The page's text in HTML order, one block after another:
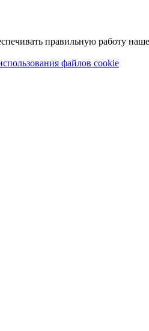
правильную работу
файлов cookie